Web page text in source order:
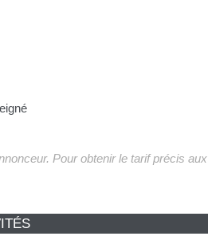
Pour obtenir le tarif précis aux